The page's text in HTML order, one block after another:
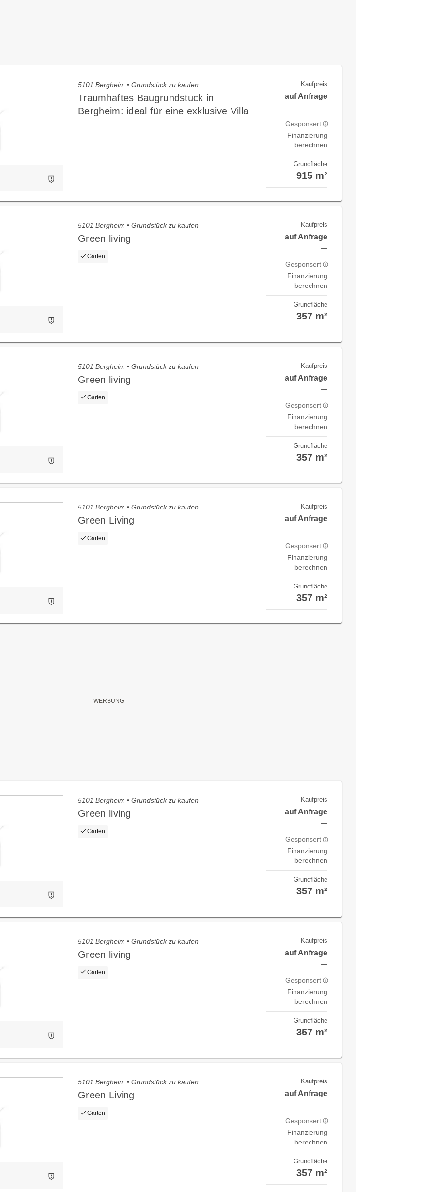
5101 Bergheim • Grundstück zu kaufen
Traumhaftes Baugrundstück in
Bergheim: ideal für eine exklusive Villa
Kaufpreis
auf Anfrage
—
Gesponsert
Finanzierung
berechnen
Grundfläche
915 m²
5101 Bergheim • Grundstück zu kaufen
Green living
Garten
Kaufpreis
auf Anfrage
—
Gesponsert
Finanzierung
berechnen
Grundfläche
357 m²
5101 Bergheim • Grundstück zu kaufen
Green living
Garten
Kaufpreis
auf Anfrage
—
Gesponsert
Finanzierung
berechnen
Grundfläche
357 m²
5101 Bergheim • Grundstück zu kaufen
Green Living
Garten
Kaufpreis
auf Anfrage
—
Gesponsert
Finanzierung
berechnen
Grundfläche
357 m²
5101 Bergheim • Grundstück zu kaufen
Green living
Garten
Kaufpreis
auf Anfrage
—
Gesponsert
Finanzierung
berechnen
Grundfläche
357 m²
5101 Bergheim • Grundstück zu kaufen
Green living
Garten
Kaufpreis
auf Anfrage
—
Gesponsert
Finanzierung
berechnen
Grundfläche
357 m²
5101 Bergheim • Grundstück zu kaufen
Green Living
Garten
Kaufpreis
auf Anfrage
—
Gesponsert
Finanzierung
berechnen
Grundfläche
357 m²